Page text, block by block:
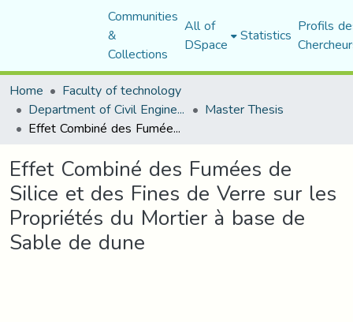
Communities
&
Collections
All of
DSpace Statistics Profils
Home
Faculty of technology
Department of Civil Engineering Master Thesis
Effet Combiné des Fumées de Silice et des Fines de Verre sur les Propriétés du Mortier à base de Sable de dune
Effet Combiné des Fumées de
Silice et des Fines de Verre sur les
Propriétés du Mortier à base de
Sable de dune